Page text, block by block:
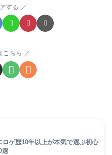
する
こちら
ロゲ歴10年以上が本気で選ぶ初心
選